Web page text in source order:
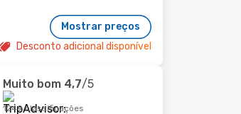
Mostrar preços
Desconto adicional disponível
Muito bom 4,7/5
1249 classificações